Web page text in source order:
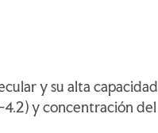
y su alta capacidad
4.2) y concentración del